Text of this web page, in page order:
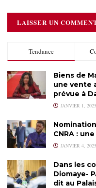
Tendance
Biens de
une vente
prévue à
JANVIER 1, 2025
CNRA :
JANVIER 4, 2025
Dans les
Diomaye-
dit au